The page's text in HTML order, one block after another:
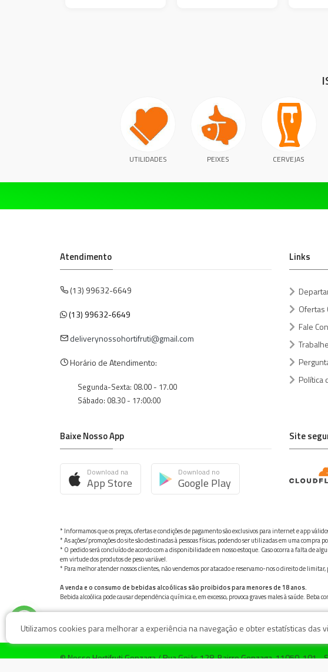
UTILIDADES PEIXES CERVEJAS
Atendimento
(13) 99632-6649
(13) 99632-6649
deliverynossohortifruti@gmail.com
Horário de Atendimento:
Segunda-Sexta: 08.00 - 17.00
Sábado: 08.30 - 17:00:00
Links
Ofertas
Fale
Política
Baixe Nosso App
Download na
App Store
Download no
Google Play
Site
* Informamos que os preços, ofertas e condições de pagamento são exclusivos para internet e app
* As ações/promoções do site são destinadas à pessoas físicas, podendo ser utilizadas em uma compra
* O pedido será concluído de acordo com a disponibilidade em nosso estoque. Caso ocorra a falta de
em virtude dos produtos de peso variável.
* Para melhor atender nossos clientes, não vendemos por atacado e reservamo-nos o direito de
A venda e o consumo de bebidas alcoólicas são proibidos para menores de 18 anos.
Bebida alcoólica pode causar dependência química e, em excesso, provoca graves males à saúde. Beba
© Nosso Hortifruti Gonzaga / Rua Goiás 128, Bairro Gonzaga, 11050-101 -
Utilizamos cookies para melhorar a experiência na navegação e obter estatísticas das